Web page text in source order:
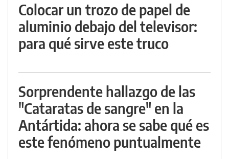
Colocar un trozo de papel de
aluminio debajo del televisor:
para qué sirve este truco
Sorprendente hallazgo de las
"Cataratas de sangre" en la
Antártida: ahora se sabe qué es
este fenómeno puntualmente